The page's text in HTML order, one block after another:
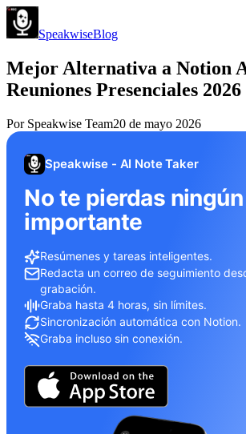
SpeakwiseBlog
Mejor Alternativa a Notion
Reuniones Presenciales 2026
Por Speakwise Team20 de mayo 2026
Speakwise - AI Note Taker
No te pierdas
importante
Resúmenes y tareas inteligentes.
Redacta un correo de seguimiento
grabación.
Graba hasta 4 horas, sin límites.
Sincronización automática con Notion.
Graba incluso sin conexión.